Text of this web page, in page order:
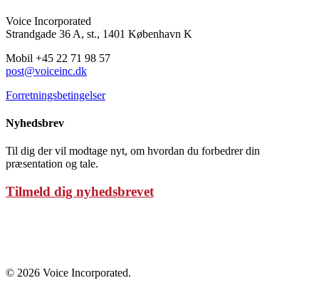
Voice Incorporated
Strandgade 36 A, st., 1401 København K
Mobil +45 22 71 98 57
post@voiceinc.dk
Forretningsbetingelser
Nyhedsbrev
Til dig der vil modtage nyt, om hvordan du forbedrer din
præsentation og tale.
Tilmeld dig nyhedsbrevet
© 2026 Voice Incorporated.